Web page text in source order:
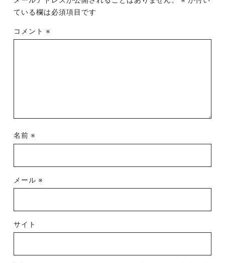
ている欄は必須項目です
コメント ※
名前 ※
メール ※
サイト